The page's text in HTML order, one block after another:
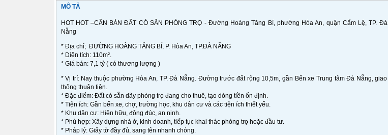
MÔ TẢ
HOT HOT –CẦN BÁN ĐẤT CÓ SẴN PHÒNG TRỌ - Đường Hoàng Tăng Bí, phường Hòa An, quận Cẩm Lệ, TP. Đà
Nẵng
* Địa chỉ; ĐƯỜNG HOÀNG TĂNG BÍ, P. Hòa An, TP.ĐÀ NẴNG
* Diện tích: 110m².
* Giá bán: 7,1 tỷ ( có thương lượng )
* Vị trí: Nay thuộc phường Hòa An, TP. Đà Nẵng. Đường trước đất rộng 10,5m, gần Bến xe Trung tâm Đà Nẵng, giao
thông thuận tiện.
* Đặc điểm: Đất có sẵn dãy phòng trọ đang cho thuê, tạo dòng tiền ổn định.
* Tiện ích: Gần bến xe, chợ, trường học, khu dân cư và các tiện ích thiết yếu.
* Khu dân cư: Hiện hữu, đông đúc, an ninh.
* Phù hợp: Xây dựng nhà ở, kinh doanh, tiếp tục khai thác phòng trọ hoặc đầu tư.
* Pháp lý: Giấy tờ đầy đủ, sang tên nhanh chóng.